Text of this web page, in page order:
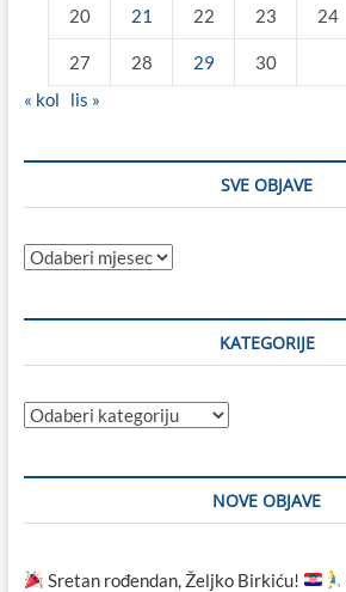
20 21 22 23 24
27 28 29
30
« kol
lis »
SVE OBJAVE
Sve
KATEGORIJE
Kategorije
NOVE OBJAVE
Sretan rođendan, Željko Birkiću!